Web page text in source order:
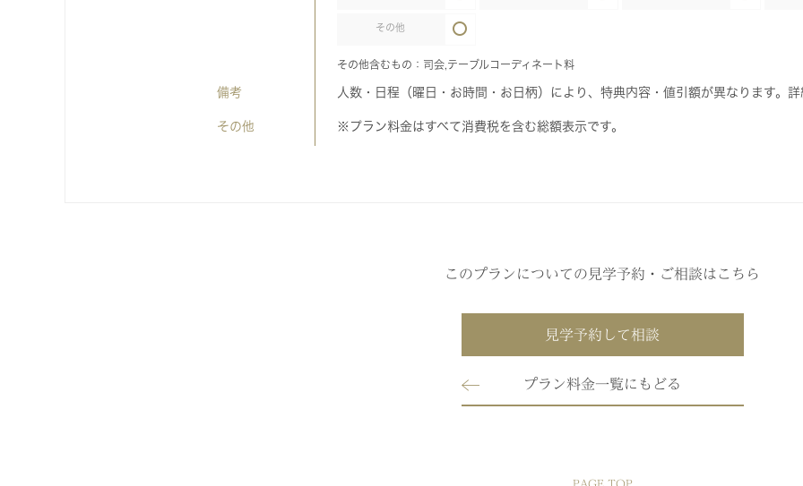
その他
その他含むもの：司会,テーブルコーディネート料
備考 人数・日程（曜日・お時間・お日柄）により、特典内容・値引額が異なります。詳
その他 ※プラン料金はすべて消費税を含む総額表示です。
このプランについての見学予約・ご相談はこちら
見学予約して相談
プラン料金一覧にもどる
PAGE TOP